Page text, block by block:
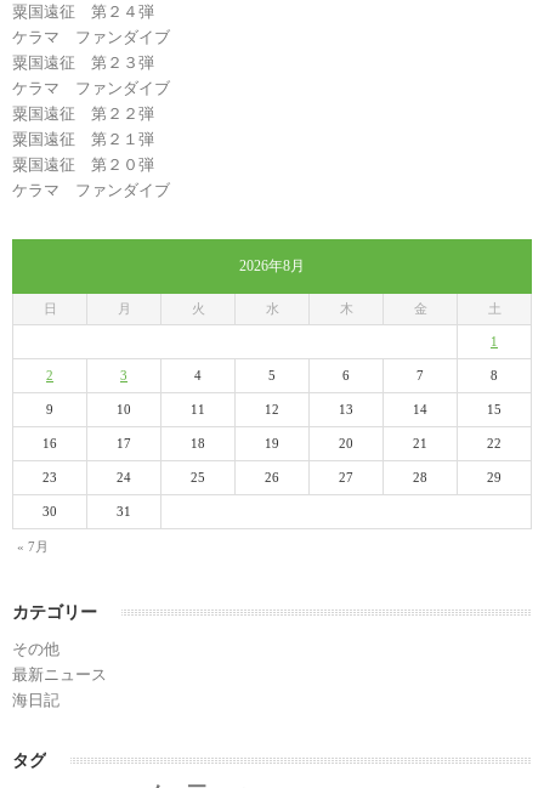
粟国遠征 第２４弾
ケラマ ファンダイブ
粟国遠征 第２３弾
ケラマ ファンダイブ
粟国遠征 第２２弾
粟国遠征 第２１弾
粟国遠征 第２０弾
ケラマ ファンダイブ
2026年8月
日 月 火 水 木 金 土
« 7月
1
2 3 4 5 6 7 8
9 10 11 12 13 14 15
16 17 18 19 20 21 22
23 24 25 26 27 28 29
30 31
カテゴリー
その他
最新ニュース
海日記
タグ